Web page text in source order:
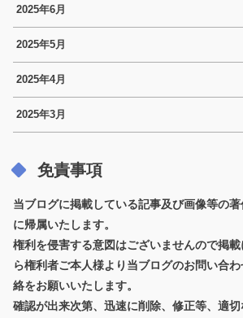
2025年6月
2025年5月
2025年4月
2025年3月
免責事項
当ブログに掲載している記事及び画像等の
に帰属いたします。
権利を侵害する意図はございませんので掲
ら権利者ご本人様より当ブログのお問い合
絡をお願いいたします。
確認が出来次第、迅速に削除、修正等、適